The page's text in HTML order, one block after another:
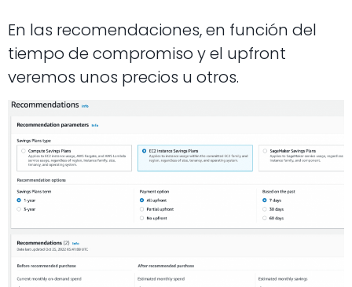
En las recomendaciones, en función del
tiempo de compromiso y el upfront
veremos unos precios u otros.